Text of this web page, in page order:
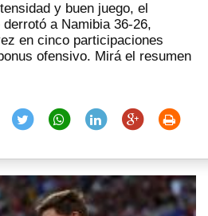
y buen juego, el
a Namibia 36-26,
en cinco participaciones
ofensivo. Mirá el resumen